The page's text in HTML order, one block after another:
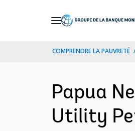
COMPRENDRE LA PAUVRETÉ
Papua
Utility